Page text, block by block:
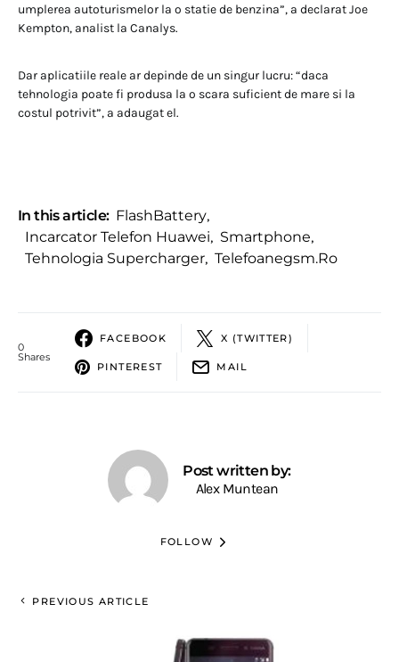
umplerea autoturismelor la o statie de benzina”, ​​a declarat Joe
Kempton, analist la Canalys.
Dar aplicatiile reale ar depinde de un singur lucru: “daca
tehnologia poate fi produsa la o scara suficient de mare si la
costul potrivit”, a adaugat el.
In this article: FlashBattery,
Incarcator Telefon Huawei, Smartphone,
Tehnologia Supercharger, Telefoanegsm.ro
0
Shares
FACEBOOK X (TWITTER)
PINTEREST MAIL
Post written by:
Alex Muntean
FOLLOW
PREVIOUS ARTICLE